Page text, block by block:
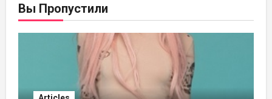
Вы Пропустили